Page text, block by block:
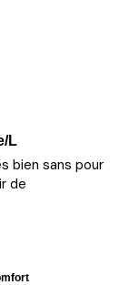
L
bien sans pour
de